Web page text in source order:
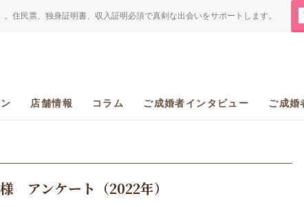
住民票、独身証明書、収入証明必須で真剣な出会いをサポートします。
店舗情報 コラム ご成婚者インタビュー ご成婚
アンケート（2022年）